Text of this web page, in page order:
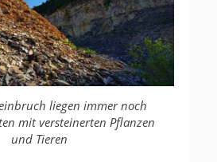
liegen immer noch
mit versteinerten Pflanzen
und Tieren